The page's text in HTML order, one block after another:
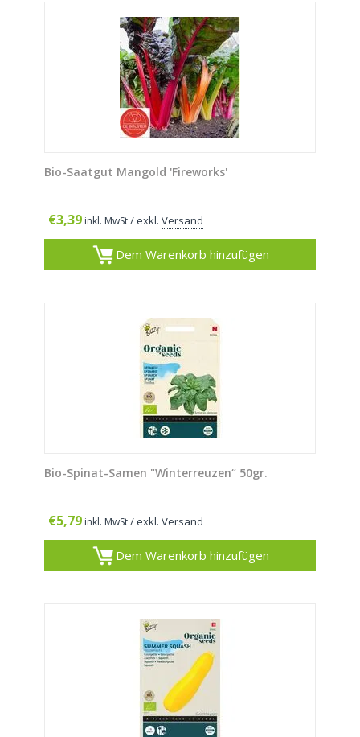
Bio-Saatgut Mangold 'Fireworks'
€3,39 inkl. MwSt/ exkl. Versand
Dem Warenkorb hinzufügen
Bio-Spinat-Samen "Winterreuzen“ 50gr.
€5,79 inkl. MwSt/ exkl. Versand
Dem Warenkorb hinzufügen